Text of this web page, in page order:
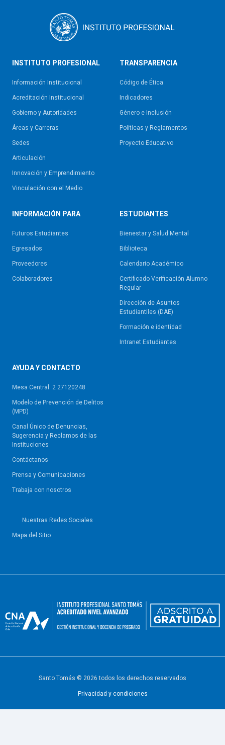
INSTITUTO PROFESIONAL
Información Institucional
Acreditación Institucional
Gobierno y Autoridades​
Áreas y Carreras
Sedes
Articulación
Innovación y Emprendimiento
Vinculación con el Medio
TRANSPARENCIA
Código de Ética
Indicadores
Género e Inclusión
Políticas y Reglamentos​
Proyecto Educativo
INFORMACIÓN PARA
Futuros Estudiantes
Egresados
Proveedores
Colaboradores
ESTUDIANTES
Bienestar y Salud Mental
Biblioteca
Calendario Académico
Certificado Verificación Alumno
Regular
Dirección de Asuntos
Estudiantiles (DAE)
Formación e identidad
Intranet Estudiantes
AYUDA Y CONTACTO
Mesa Central: 2 27120248
Modelo de Prevención de Delitos
(MPD)
Canal Único de Denuncias,
Sugerencia y Reclamos de las
Instituciones
Contáctanos
Prensa y Comunicaciones
Trabaja con nosotros
Nuestras Redes Sociales
Mapa del Sitio
Santo Tomás © 2026 todos los derechos reservados
Privacidad y condiciones